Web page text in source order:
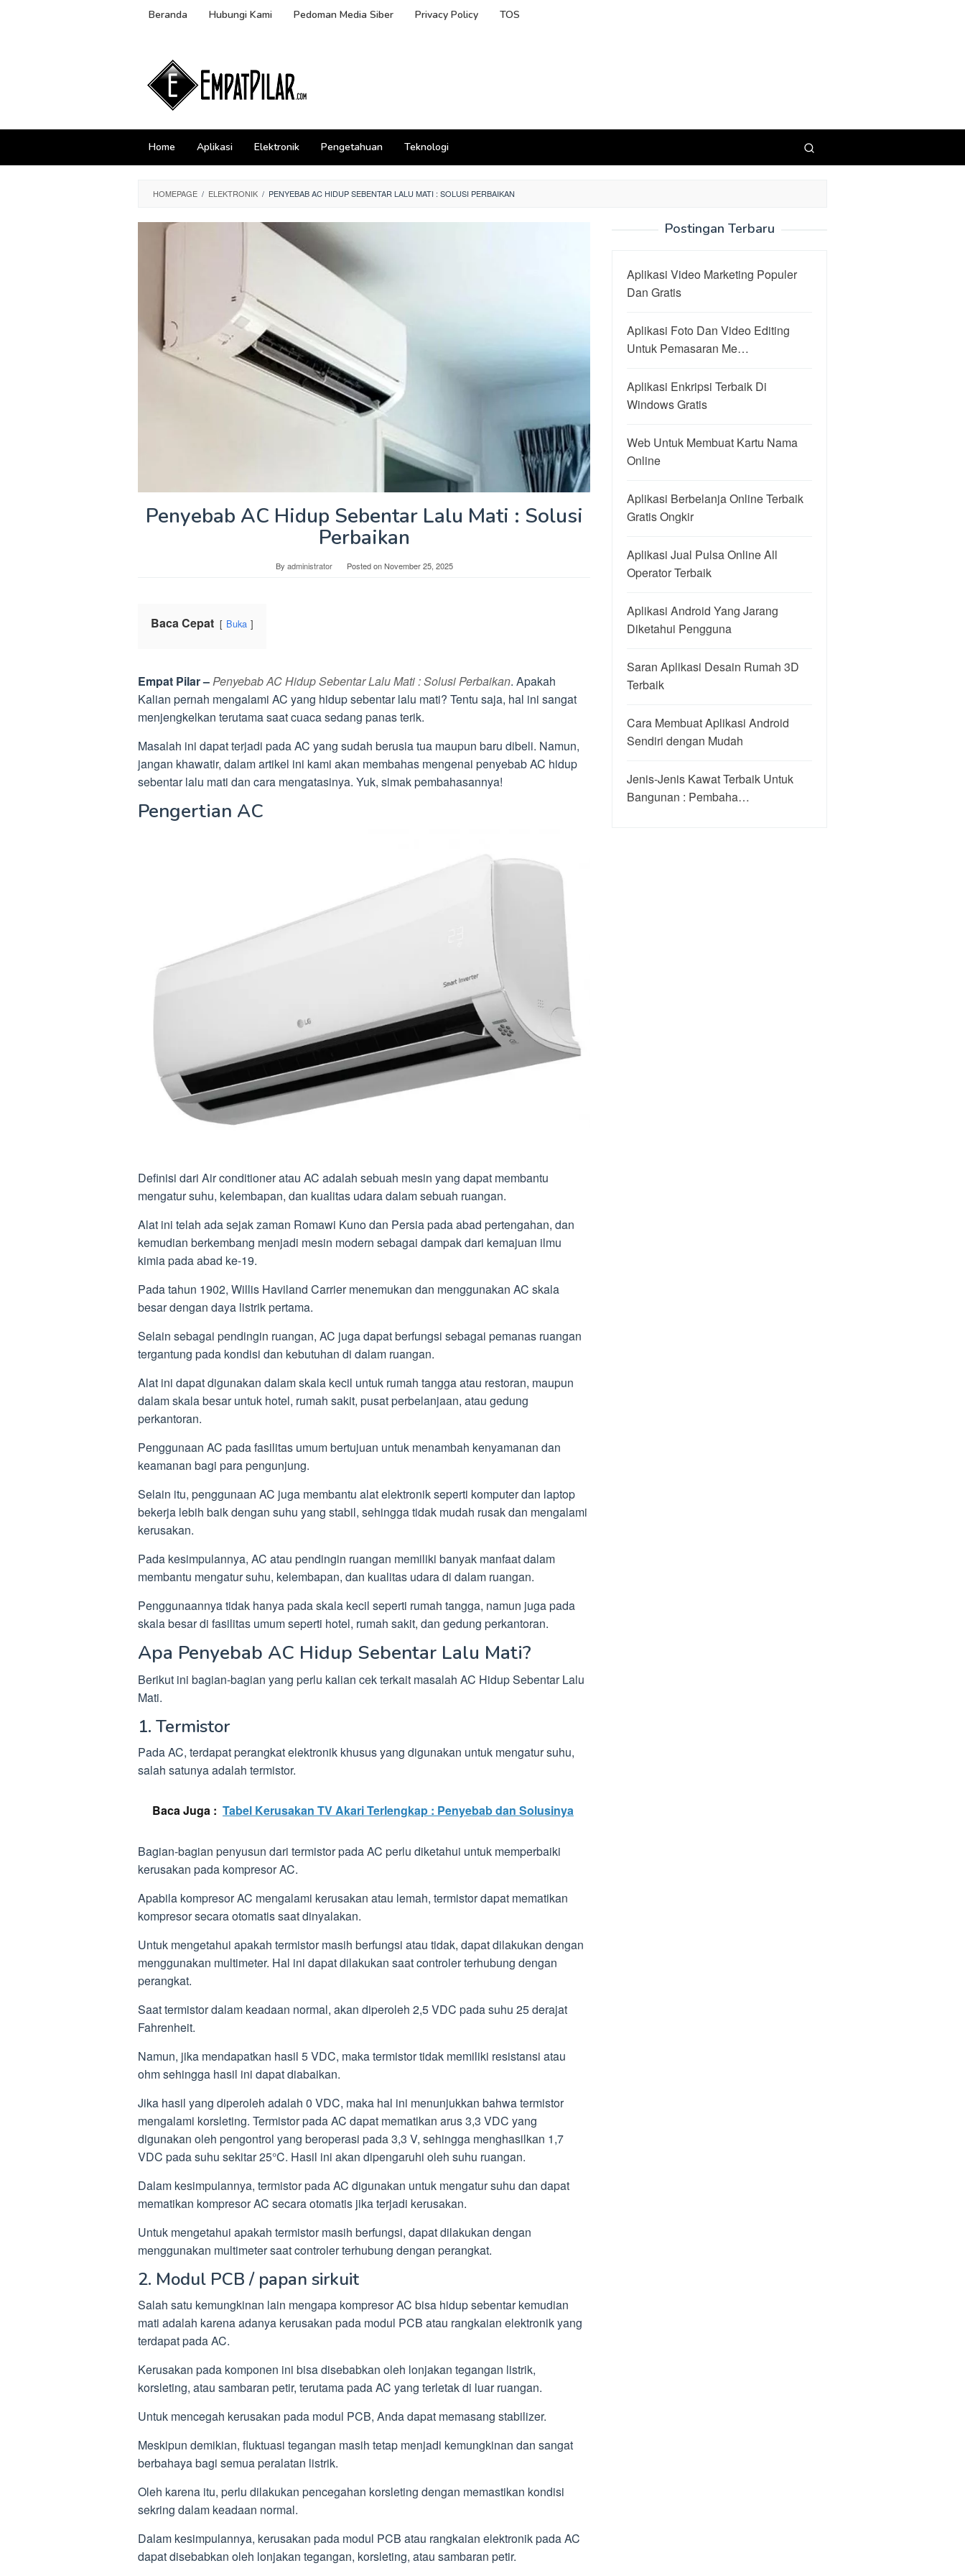
Beranda Hubungi Kami Pedoman Media Siber Privacy Policy TOS
Home Aplikasi Elektronik Pengetahuan Teknologi
HOMEPAGE / ELEKTRONIK / PENYEBAB AC HIDUP SEBENTAR LALU MATI : SOLUSI PERBAIKAN
Penyebab AC Hidup Sebentar Lalu Mati : Solusi
Perbaikan
By administrator Posted onNovember 25, 2025
Baca Cepat Buka
Empat Pilar –Penyebab AC Hidup Sebentar Lalu Mati : Solusi Perbaikan. Apakah
Kalian pernah mengalami AC yang hidup sebentar lalu mati? Tentu saja, hal ini sangat
menjengkelkan terutama saat cuaca sedang panas terik.
Masalah ini dapat terjadi pada AC yang sudah berusia tua maupun baru dibeli. Namun,
jangan khawatir, dalam artikel ini kami akan membahas mengenai penyebab AC hidup
sebentar lalu mati dan cara mengatasinya. Yuk, simak pembahasannya!
Pengertian AC
Definisi dari Air conditioner atau AC adalah sebuah mesin yang dapat membantu
mengatur suhu, kelembapan, dan kualitas udara dalam sebuah ruangan.
Alat ini telah ada sejak zaman Romawi Kuno dan Persia pada abad pertengahan, dan
kemudian berkembang menjadi mesin modern sebagai dampak dari kemajuan ilmu
kimia pada abad ke-19.
Pada tahun 1902, Willis Haviland Carrier menemukan dan menggunakan AC skala
besar dengan daya listrik pertama.
Selain sebagai pendingin ruangan, AC juga dapat berfungsi sebagai pemanas ruangan
tergantung pada kondisi dan kebutuhan di dalam ruangan.
Alat ini dapat digunakan dalam skala kecil untuk rumah tangga atau restoran, maupun
dalam skala besar untuk hotel, rumah sakit, pusat perbelanjaan, atau gedung
perkantoran.
Penggunaan AC pada fasilitas umum bertujuan untuk menambah kenyamanan dan
keamanan bagi para pengunjung.
Selain itu, penggunaan AC juga membantu alat elektronik seperti komputer dan laptop
bekerja lebih baik dengan suhu yang stabil, sehingga tidak mudah rusak dan mengalami
kerusakan.
Pada kesimpulannya, AC atau pendingin ruangan memiliki banyak manfaat dalam
membantu mengatur suhu, kelembapan, dan kualitas udara di dalam ruangan.
Penggunaannya tidak hanya pada skala kecil seperti rumah tangga, namun juga pada
skala besar di fasilitas umum seperti hotel, rumah sakit, dan gedung perkantoran.
Apa Penyebab AC Hidup Sebentar Lalu Mati?
Berikut ini bagian-bagian yang perlu kalian cek terkait masalah AC Hidup Sebentar Lalu
Mati.
1. Termistor
Pada AC, terdapat perangkat elektronik khusus yang digunakan untuk mengatur suhu,
salah satunya adalah termistor.
Baca Juga : Tabel Kerusakan TV Akari Terlengkap : Penyebab dan Solusinya
Bagian-bagian penyusun dari termistor pada AC perlu diketahui untuk memperbaiki
kerusakan pada kompresor AC.
Apabila kompresor AC mengalami kerusakan atau lemah, termistor dapat mematikan
kompresor secara otomatis saat dinyalakan.
Untuk mengetahui apakah termistor masih berfungsi atau tidak, dapat dilakukan dengan
menggunakan multimeter. Hal ini dapat dilakukan saat controler terhubung dengan
perangkat.
Saat termistor dalam keadaan normal, akan diperoleh 2,5 VDC pada suhu 25 derajat
Fahrenheit.
Namun, jika mendapatkan hasil 5 VDC, maka termistor tidak memiliki resistansi atau
ohm sehingga hasil ini dapat diabaikan.
Jika hasil yang diperoleh adalah 0 VDC, maka hal ini menunjukkan bahwa termistor
mengalami korsleting. Termistor pada AC dapat mematikan arus 3,3 VDC yang
digunakan oleh pengontrol yang beroperasi pada 3,3 V, sehingga menghasilkan 1,7
VDC pada suhu sekitar 25°C. Hasil ini akan dipengaruhi oleh suhu ruangan.
Dalam kesimpulannya, termistor pada AC digunakan untuk mengatur suhu dan dapat
mematikan kompresor AC secara otomatis jika terjadi kerusakan.
Untuk mengetahui apakah termistor masih berfungsi, dapat dilakukan dengan
menggunakan multimeter saat controler terhubung dengan perangkat.
2. Modul PCB / papan sirkuit
Salah satu kemungkinan lain mengapa kompresor AC bisa hidup sebentar kemudian
mati adalah karena adanya kerusakan pada modul PCB atau rangkaian elektronik yang
terdapat pada AC.
Kerusakan pada komponen ini bisa disebabkan oleh lonjakan tegangan listrik,
korsleting, atau sambaran petir, terutama pada AC yang terletak di luar ruangan.
Untuk mencegah kerusakan pada modul PCB, Anda dapat memasang stabilizer.
Meskipun demikian, fluktuasi tegangan masih tetap menjadi kemungkinan dan sangat
berbahaya bagi semua peralatan listrik.
Oleh karena itu, perlu dilakukan pencegahan korsleting dengan memastikan kondisi
sekring dalam keadaan normal.
Dalam kesimpulannya, kerusakan pada modul PCB atau rangkaian elektronik pada AC
dapat disebabkan oleh lonjakan tegangan, korsleting, atau sambaran petir.
Postingan Terbaru
Aplikasi Video Marketing Populer
Dan Gratis
Aplikasi Foto Dan Video Editing
Untuk Pemasaran Me…
Aplikasi Enkripsi Terbaik Di
Windows Gratis
Web Untuk Membuat Kartu Nama
Online
Aplikasi Berbelanja Online Terbaik
Gratis Ongkir
Aplikasi Jual Pulsa Online All
Operator Terbaik
Aplikasi Android Yang Jarang
Diketahui Pengguna
Saran Aplikasi Desain Rumah 3D
Terbaik
Cara Membuat Aplikasi Android
Sendiri dengan Mudah
Jenis-Jenis Kawat Terbaik Untuk
Bangunan : Pembaha…